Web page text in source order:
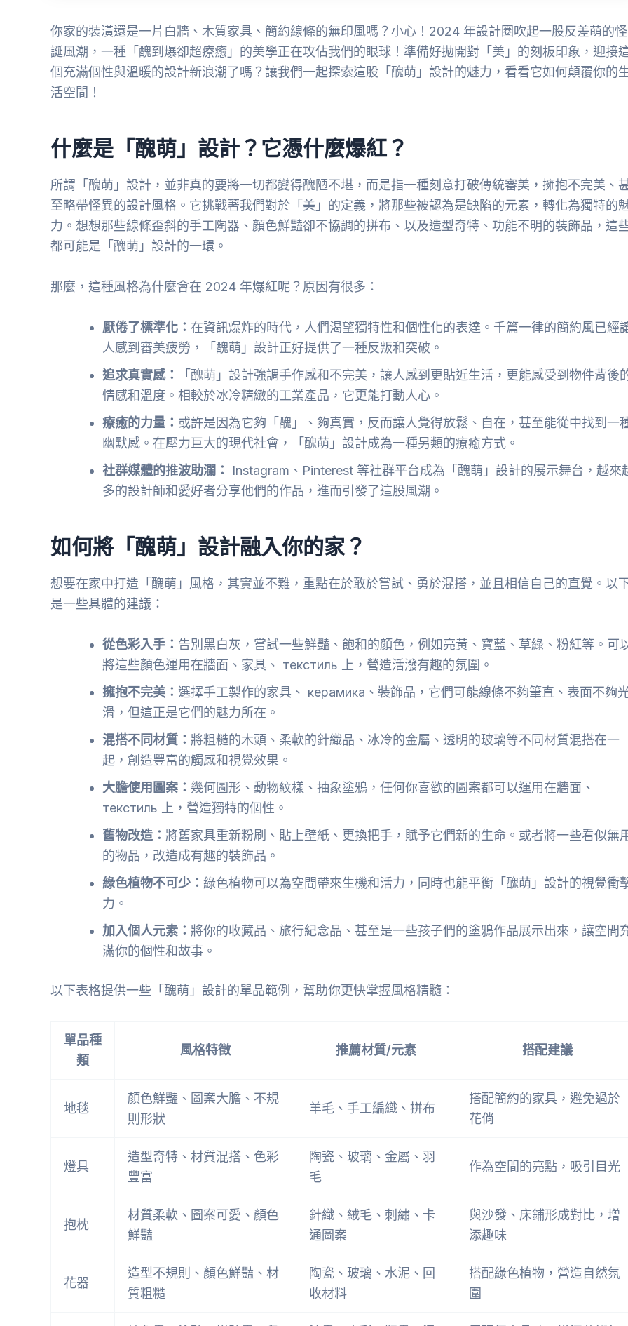
你家的裝潢還是一片白牆、木質家具、簡約線條的無印風嗎？小心！2024 年設計圈吹起一股反差萌的怪
誕風潮，一種「醜到爆卻超療癒」的美學正在攻佔我們的眼球！準備好拋開對「美」的刻板印象，迎接
個充滿個性與溫暖的設計新浪潮了嗎？讓我們一起探索這股「醜萌」設計的魅力，看看它如何顛覆你的
活空間！
什麼是「醜萌」設計？它憑什麼爆紅？
所謂「醜萌」設計，並非真的要將一切都變得醜陋不堪，而是指一種刻意打破傳統審美，擁抱不完美、
至略帶怪異的設計風格。它挑戰著我們對於「美」的定義，將那些被認為是缺陷的元素，轉化為獨特的
力。想想那些線條歪斜的手工陶器、顏色鮮豔卻不協調的拼布、以及造型奇特、功能不明的裝飾品，這
都可能是「醜萌」設計的一環。
那麼，這種風格為什麼會在 2024 年爆紅呢？原因有很多：
厭倦了標準化： 在資訊爆炸的時代，人們渴望獨特性和個性化的表達。千篇一律的簡約風已經
人感到審美疲勞，「醜萌」設計正好提供了一種反叛和突破。
追求真實感：
「醜萌」設計強調手作感和不完美，讓人感到更貼近生活，更能感受到物件背後
情感和溫度。相較於冰冷精緻的工業產品，它更能打動人心。
療癒的力量： 或許是因為它夠「醜」、夠真實，反而讓人覺得放鬆、自在，甚至能從中找到一
幽默感。在壓力巨大的現代社會，「醜萌」設計成為一種另類的療癒方式。
社群媒體的推波助瀾：
Instagram、Pinterest 等社群平台成為「醜萌」設計的展示舞台，越來
多的設計師和愛好者分享他們的作品，進而引發了這股風潮。
如何將「醜萌」設計融入你的家？
想要在家中打造「醜萌」風格，其實並不難，重點在於敢於嘗試、勇於混搭，並且相信自己的直覺。以
是一些具體的建議：
從色彩入手： 告別黑白灰，嘗試一些鮮豔、飽和的顏色，例如亮黃、寶藍、草綠、粉紅等。可
將這些顏色運用在牆面、家具、 текстиль 上，營造活潑有趣的氛圍。
擁抱不完美： 選擇手工製作的家具、 керамика、裝飾品，它們可能線條不夠筆直、表面不夠
滑，但這正是它們的魅力所在。
混搭不同材質： 將粗糙的木頭、柔軟的針織品、冰冷的金屬、透明的玻璃等不同材質混搭在一
起，創造豐富的觸感和視覺效果。
大膽使用圖案： 幾何圖形、動物紋樣、抽象塗鴉，任何你喜歡的圖案都可以運用在牆面、
текстиль 上，營造獨特的個性。
舊物改造： 將舊家具重新粉刷、貼上壁紙、更換把手，賦予它們新的生命。或者將一些看似無
的物品，改造成有趣的裝飾品。
綠色植物不可少： 綠色植物可以為空間帶來生機和活力，同時也能平衡「醜萌」設計的視覺衝
力。
加入個人元素： 將你的收藏品、旅行紀念品、甚至是一些孩子們的塗鴉作品展示出來，讓空間
滿你的個性和故事。
以下表格提供一些「醜萌」設計的單品範例，幫助你更快掌握風格精髓：
單品種
類
風格特徵 推薦材質/元素 搭配建議
地毯
顏色鮮豔、圖案大膽、不規
則形狀
羊毛、手工編織、拼布
搭配簡約的家具，避免過於
花俏
燈具
造型奇特、材質混搭、色彩
豐富
陶瓷、玻璃、金屬、羽
毛
作為空間的亮點，吸引目光
抱枕
材質柔軟、圖案可愛、顏色
鮮豔
針織、絨毛、刺繡、卡
通圖案
與沙發、床鋪形成對比，增
添趣味
花器
造型不規則、顏色鮮豔、材
質粗糙
陶瓷、玻璃、水泥、回
收材料
搭配綠色植物，營造自然氛
圍